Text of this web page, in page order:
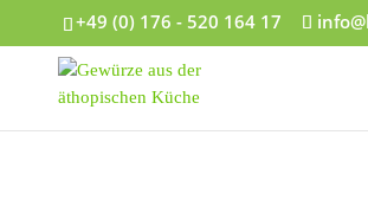
+49 (0) 176 - 520 164 17